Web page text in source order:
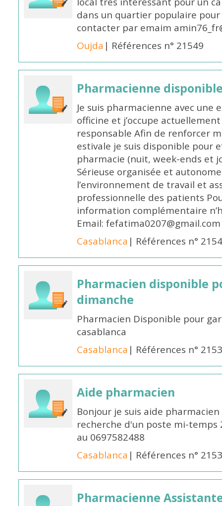
dans un quartier populaire
contacter par emaim
Oujda | Références n° 21549
Pharmacienne
Je suis pharmacienne avec
officine et j’occupe
responsable Afin de renforcer
estivale je suis disponible pour
pharmacie (nuit, week-ends et
Sérieuse organisée et
l’environnement de travail et
professionnelle des patients
information complémentaire
Email: fefatima0207@gmail.com
Casablanca | Références n°
Pharmacien disponible
dimanche
Pharmacien Disponible pour
casablanca
Casablanca | Références n°
Aide pharmacien
Bonjour je suis aide
recherche d'un poste mi-temps
au 0697582488
Casablanca | Références n°
Pharmacienne